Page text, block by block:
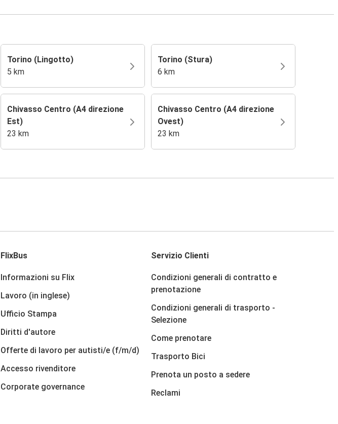
Torino (Lingotto)
5 km
Torino (Stura)
6 km
Chivasso Centro (A4 direzione
Est)
23 km
Chivasso Centro (A4 direzione
Ovest)
23 km
FlixBus
Informazioni su Flix
Lavoro (in inglese)
Ufficio Stampa
Diritti d'autore
Offerte di lavoro per autisti/e (f/m/d)
Accesso rivenditore
Corporate governance
Servizio Clienti
Condizioni generali di contratto e
prenotazione
Condizioni generali di trasporto -
Selezione
Come prenotare
Trasporto Bici
Prenota un posto a sedere
Reclami